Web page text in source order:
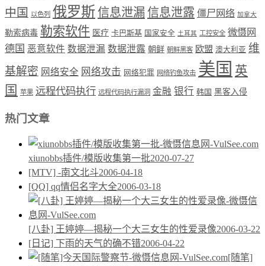
中国 以色列 俄罗斯信息泄漏信息泄露 僵尸网络 加拿大
勒索病毒 勒索软件 医疗 卡巴斯基 国家安全 土耳其 工控安全 微慑网
德国 恶意软件 数据泄漏 数据泄露 朝鲜 朝鲜黑客 欧盟 澳大利亚 维
基解密 网络安全 网络攻击 网络犯罪 网络钓鱼攻击 美国 英
国
苹果 远程代码执行 远程代码执行漏洞 金融 银行 韩国 黑客入侵
热门文章
xiunobbs插件/模版收集第一批2020-07-27
[MTV] -南文北斗2006-04-18
[QQ] qq情侣名字大全2006-03-18
[八卦] 王婷婷—揭秘一个大三女生的性爱录像2006-03-22
[日记] 下雨的天气的确不错2006-04-22
[随笔]